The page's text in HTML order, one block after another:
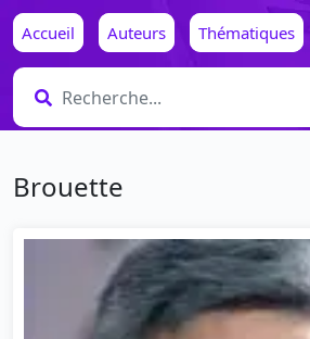
Accueil Auteurs Thématiques
Brouette